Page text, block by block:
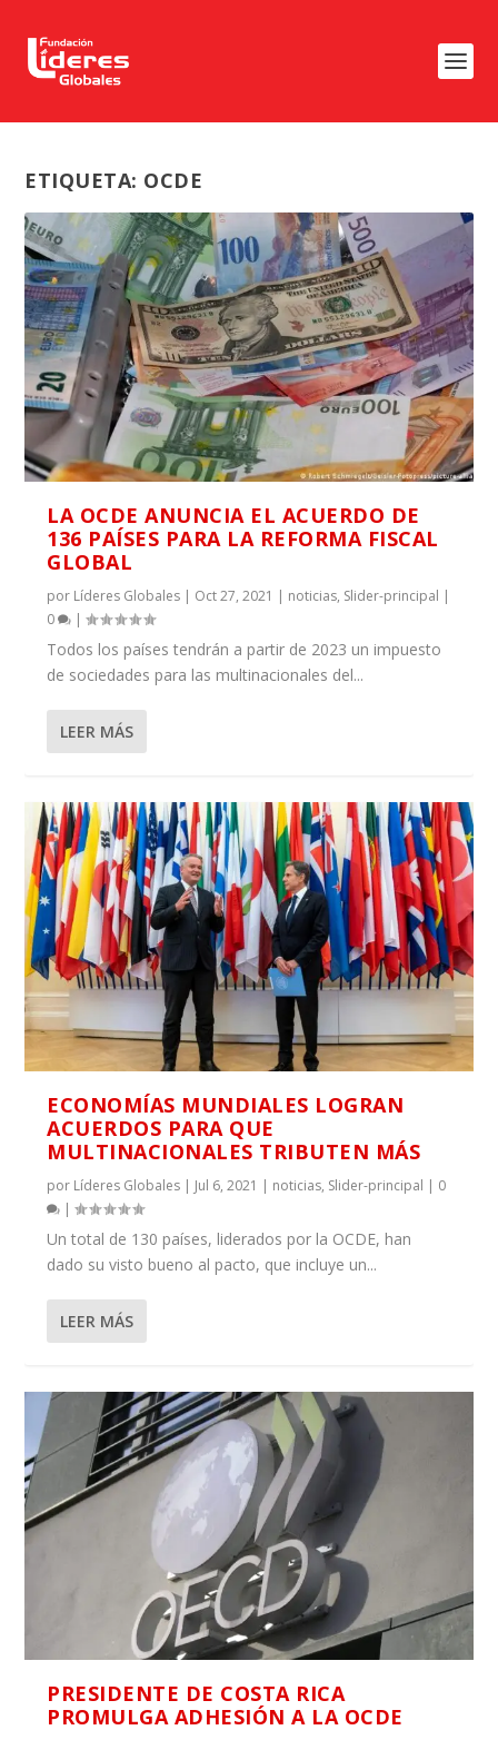
ETIQUETA: OCDE
LA OCDE ANUNCIA EL ACUERDO DE
136 PAÍSES PARA LA REFORMA FISCAL
GLOBAL
por Líderes Globales | Oct 27, 2021 | noticias, Slider-principal |
0
|
Todos los países tendrán a partir de 2023 un impuesto
de sociedades para las multinacionales del...
LEER MÁS
ECONOMÍAS MUNDIALES LOGRAN
ACUERDOS PARA QUE
MULTINACIONALES TRIBUTEN MÁS
por Líderes Globales | Jul 6, 2021 | noticias, Slider-principal | 0
|
Un total de 130 países, liderados por la OCDE, han
dado su visto bueno al pacto, que incluye un...
LEER MÁS
PRESIDENTE DE COSTA RICA
PROMULGA ADHESIÓN A LA OCDE